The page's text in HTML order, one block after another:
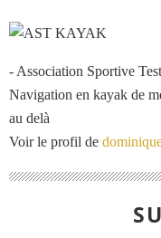
- Association Sportive
Navigation en kayak de
au delà
Voir le profil de